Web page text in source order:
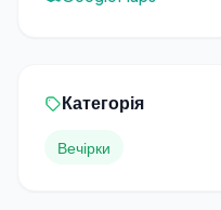
Категорія
Вечірки